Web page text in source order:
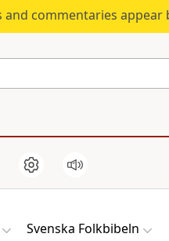
and commentaries
Svenska Folkbibeln